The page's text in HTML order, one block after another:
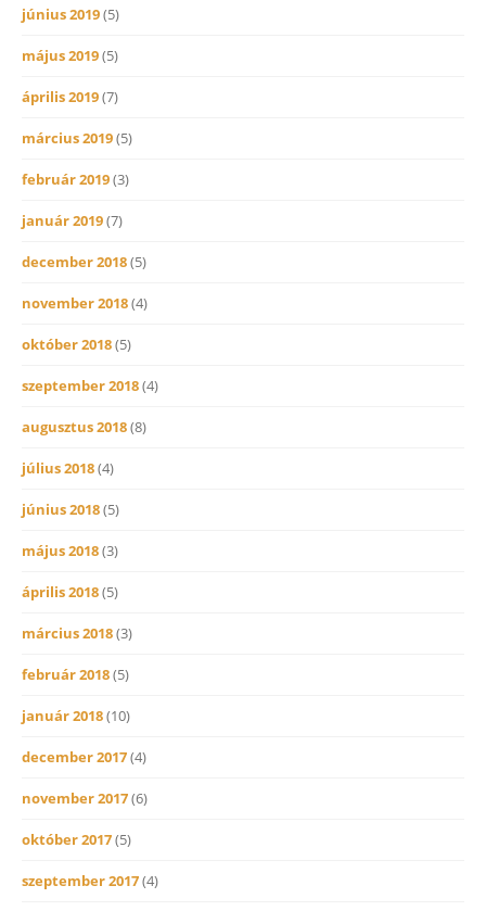
június 2019(5)
május 2019(5)
április 2019(7)
március 2019(5)
február 2019(3)
január 2019(7)
december 2018(5)
november 2018(4)
október 2018(5)
szeptember 2018(4)
augusztus 2018(8)
július 2018(4)
június 2018(5)
május 2018(3)
április 2018(5)
március 2018(3)
február 2018(5)
január 2018(10)
december 2017(4)
november 2017(6)
október 2017(5)
szeptember 2017(4)